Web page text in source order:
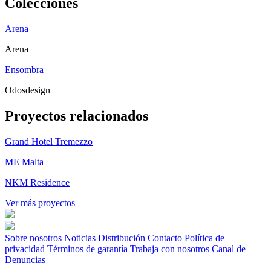
Colecciones
Arena
Arena
Ensombra
Odosdesign
Proyectos relacionados
Grand Hotel Tremezzo
ME Malta
NKM Residence
Ver más proyectos
Sobre nosotros Noticias Distribución Contacto Política de
privacidad Términos de garantía Trabaja con nosotros Canal de
Denuncias